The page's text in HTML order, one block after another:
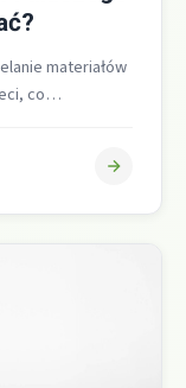
materiałów
co